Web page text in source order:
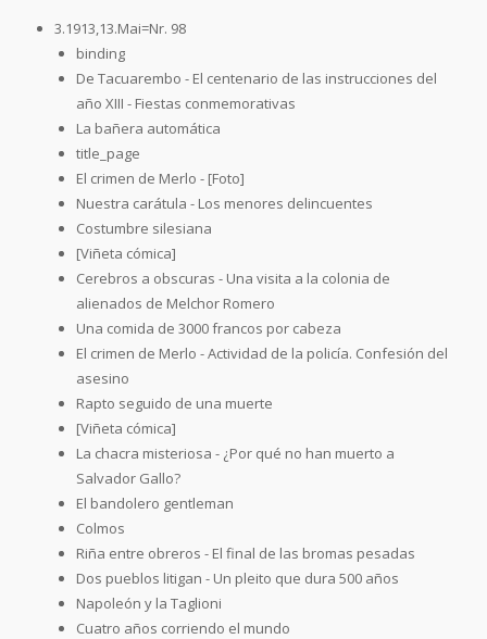
3.1913,13.Mai=Nr. 98
binding
De Tacuarembo - El centenario de las instrucciones del
año XIII - Fiestas conmemorativas
La bañera automática
title_page
El crimen de Merlo - [Foto]
Nuestra carátula - Los menores delincuentes
Costumbre silesiana
[Viñeta cómica]
Cerebros a obscuras - Una visita a la colonia de
alienados de Melchor Romero
Una comida de 3000 francos por cabeza
El crimen de Merlo - Actividad de la policía. Confesión del
asesino
Rapto seguido de una muerte
[Viñeta cómica]
La chacra misteriosa - ¿Por qué no han muerto a
Salvador Gallo?
El bandolero gentleman
Colmos
Riña entre obreros - El final de las bromas pesadas
Dos pueblos litigan - Un pleito que dura 500 años
Napoleón y la Taglioni
Cuatro años corriendo el mundo